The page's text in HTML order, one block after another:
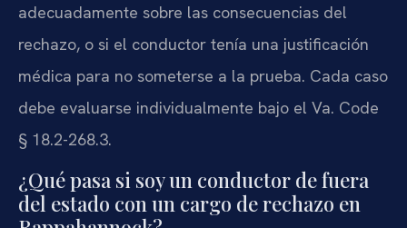
adecuadamente sobre las consecuencias del
rechazo, o si el conductor tenía una justificación
médica para no someterse a la prueba. Cada caso
debe evaluarse individualmente bajo el Va. Code
§ 18.2-268.3.
¿Qué pasa si soy un conductor de fuera
del estado con un cargo de rechazo en